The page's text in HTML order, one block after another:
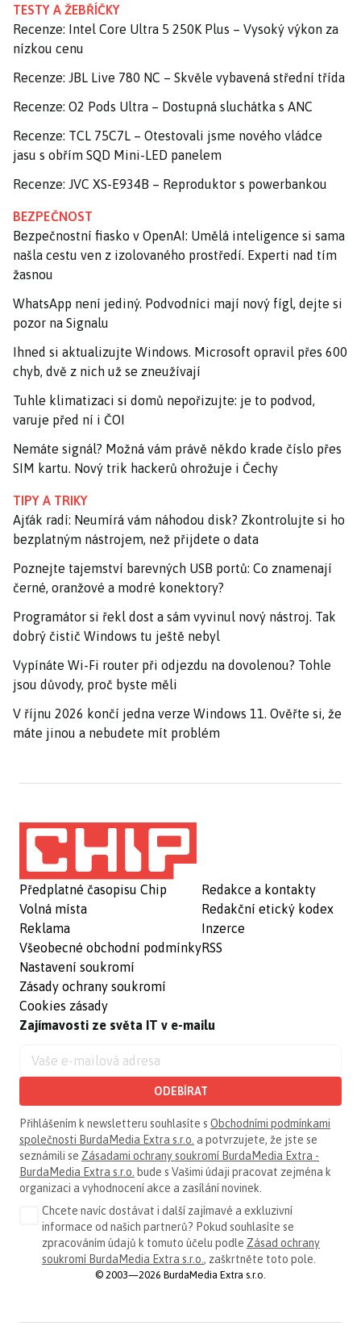
TESTY A ŽEBŘÍČKY
Recenze: Intel Core Ultra 5 250K Plus – Vysoký výkon za
nízkou cenu
Recenze: JBL Live 780 NC – Skvěle vybavená střední třída
Recenze: O2 Pods Ultra – Dostupná sluchátka s ANC
Recenze: TCL 75C7L – Otestovali jsme nového vládce
jasu s obřím SQD Mini-LED panelem
Recenze: JVC XS-E934B – Reproduktor s powerbankou
BEZPEČNOST
Bezpečnostní fiasko v OpenAI: Umělá inteligence si sama
našla cestu ven z izolovaného prostředí. Experti nad tím
žasnou
WhatsApp není jediný. Podvodníci mají nový fígl, dejte si
pozor na Signalu
Ihned si aktualizujte Windows. Microsoft opravil přes 600
chyb, dvě z nich už se zneužívají
Tuhle klimatizaci si domů nepořizujte: je to podvod,
varuje před ní i ČOI
Nemáte signál? Možná vám právě někdo krade číslo přes
SIM kartu. Nový trik hackerů ohrožuje i Čechy
TIPY A TRIKY
Ajťák radí: Neumírá vám náhodou disk? Zkontrolujte si ho
bezplatným nástrojem, než přijdete o data
Poznejte tajemství barevných USB portů: Co znamenají
černé, oranžové a modré konektory?
Programátor si řekl dost a sám vyvinul nový nástroj. Tak
dobrý čistič Windows tu ještě nebyl
Vypínáte Wi-Fi router při odjezdu na dovolenou? Tohle
jsou důvody, proč byste měli
V říjnu 2026 končí jedna verze Windows 11. Ověřte si, že
máte jinou a nebudete mít problém
Předplatné časopisu Chip
Volná místa
Reklama
Všeobecné obchodní podmínky
Nastavení soukromí
Zásady ochrany soukromí
Cookies zásady
Redakce a kontakty
Redakční etický kodex
Inzerce
RSS
Zajímavosti ze světa IT v e-mailu
ODEBÍRAT
Přihlášením k newsletteru souhlasíte s Obchodními podmínkami
společnosti BurdaMedia Extra s.r.o. a potvrzujete, že jste se
seznámili se Zásadami ochrany soukromí BurdaMedia Extra -
BurdaMedia Extra s.r.o. bude s Vašimi údaji pracovat zejména k
organizaci a vyhodnocení akce a zasílání novinek.
Chcete navíc dostávat i další zajímavé a exkluzivní
informace od našich partnerů? Pokud souhlasíte se
zpracováním údajů k tomuto účelu podle Zásad ochrany
soukromí BurdaMedia Extra s.r.o. , zaškrtněte toto pole.
© 2003—2026 BurdaMedia Extra s.r.o.